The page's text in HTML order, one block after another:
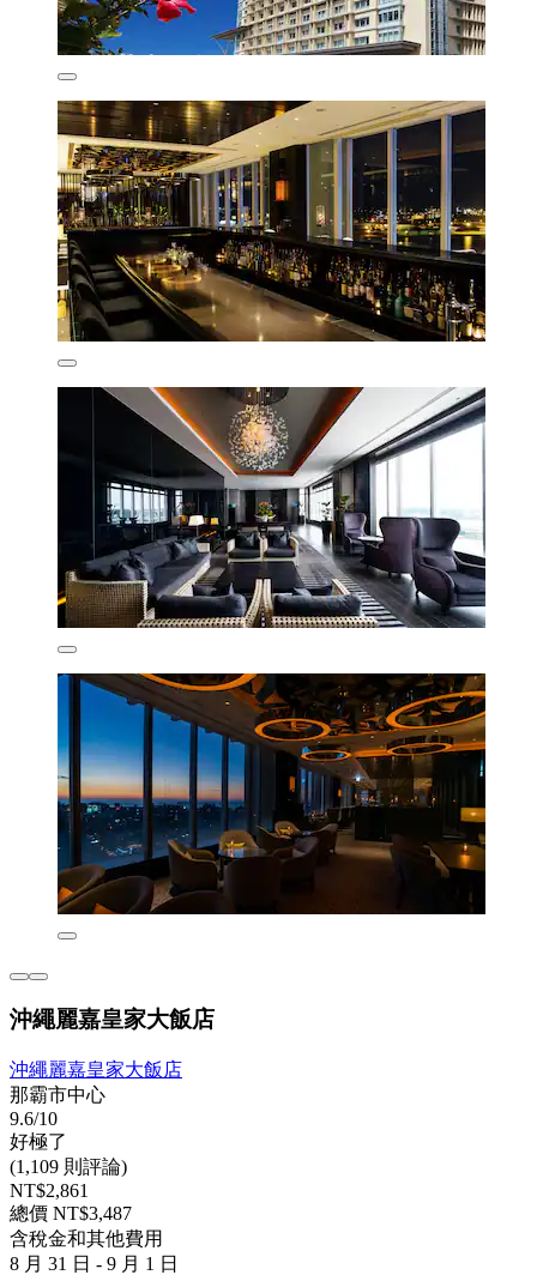
沖繩麗嘉皇家大飯店
沖繩麗嘉皇家大飯店
那霸市中心
9.6/10
好極了
(1,109 則評論)
NT$2,861
總價 NT$3,487
含稅金和其他費用
8 月 31 日 - 9 月 1 日